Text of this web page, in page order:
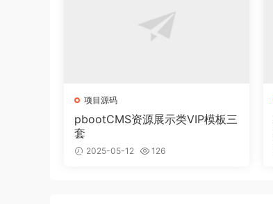
项目源码
pbootCMS资源展示类VIP模板三
套
2025-05-12 126